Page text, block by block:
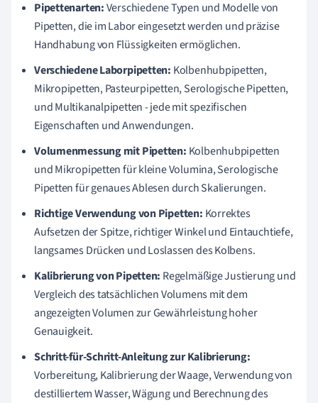
Pipettenarten:Verschiedene Typen und Modelle von
Pipetten, die im Labor eingesetzt werden und präzise
Handhabung von Flüssigkeiten ermöglichen.
Verschiedene Laborpipetten: Kolbenhubpipetten,
Mikropipetten, Pasteurpipetten, Serologische Pipetten,
und Multikanalpipetten - jede mit spezifischen
Eigenschaften und Anwendungen.
Volumenmessung mit Pipetten: Kolbenhubpipetten
und Mikropipetten für kleine Volumina, Serologische
Pipetten für genaues Ablesen durch Skalierungen.
Richtige Verwendung von Pipetten: Korrektes
Aufsetzen der Spitze, richtiger Winkel und Eintauchtiefe,
langsames Drücken und Loslassen des Kolbens.
Kalibrierung von Pipetten: Regelmäßige Justierung und
Vergleich des tatsächlichen Volumens mit dem
angezeigten Volumen zur Gewährleistung hoher
Genauigkeit.
Schritt-für-Schritt-Anleitung zur Kalibrierung:
Vorbereitung, Kalibrierung der Waage, Verwendung von
destilliertem Wasser, Wägung und Berechnung des